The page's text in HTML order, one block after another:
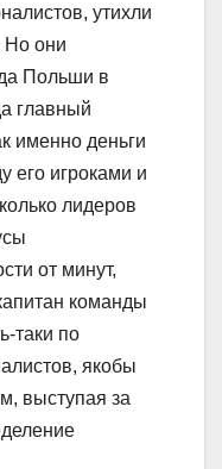
утихли
Но они
Польши в
главный
именно деньги
его игроками и
лидеров
от минут,
команды
таки по
якобы
выступая за